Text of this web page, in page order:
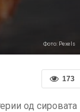
Фото: Pexels
173
од сировата